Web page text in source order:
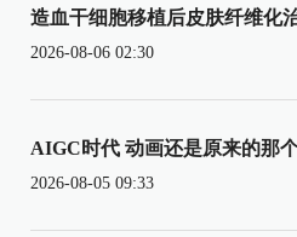
造血干细胞移植后皮肤纤维化
2026-08-06 02:30
AIGC时代 动画还是原来的那
2026-08-05 09:33